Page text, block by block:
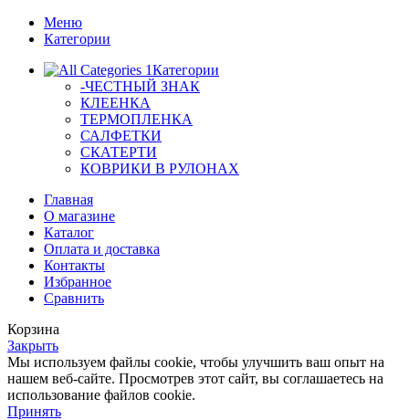
Меню
Категории
Категории
-ЧЕСТНЫЙ ЗНАК
КЛЕЕНКА
ТЕРМОПЛЕНКА
САЛФЕТКИ
СКАТЕРТИ
КОВРИКИ В РУЛОНАХ
Главная
О магазине
Каталог
Оплата и доставка
Контакты
Избранное
Сравнить
Корзина
Закрыть
Мы используем файлы cookie, чтобы улучшить ваш опыт на
нашем веб-сайте. Просмотрев этот сайт, вы соглашаетесь на
использование файлов cookie.
Принять